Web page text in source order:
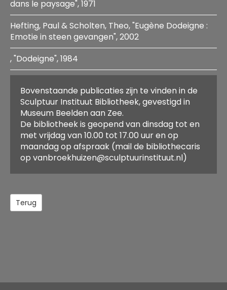
dans le paysage", 1971
Titel:
"Dodeigne :Sculptures : Pierre, Bronzes, Dessins
dans le paysage"
Auteurs:
Jaar van uitgave: 1971
Aantal pagina's:
119
ISBN:
Plaats van
uitgave:
Brussel
Hefting, Paul & Scholten, Theo, "Eugène Dodeigne :
Emotie in steen gevangen", 2002
Titel:
"Eugène Dodeigne : Emotie in steen gevangen"
Auteurs:
Hefting, Paul & Scholten, Theo
Jaar van uitgave: 2002
Aantal pagina's:
72
ISBN:
9076028060
Plaats van
uitgave:
Den Haag/Scheveningen
, "Dodeigne", 1984
Titel:
"Dodeigne"
Auteurs:
Jaar van uitgave: 1984
Aantal pagina's:
ISBN:
Plaats van
uitgave:
Amsterdam
Bovenstaande publicaties zijn te vinden in de
Sculptuur Instituut Bibliotheek, gevestigd in
Museum Beelden aan Zee.
De bibliotheek is geopend van dinsdag tot en
met vrijdag van 10.00 tot 17.00 uur en op
maandag op afspraak (mail de bibliothecaris
op vanbroekhuizen@sculptuurinstituut.nl)
Terug